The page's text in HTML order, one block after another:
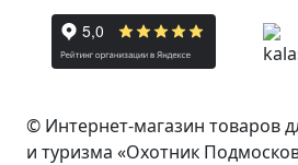
© Интернет-магазин товаров
и туризма «Охотник